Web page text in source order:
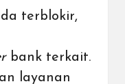
terblokir,
bank terkait.
layanan